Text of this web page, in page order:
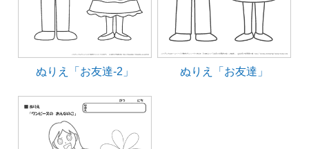
ぬりえ「お友達-2」 ぬりえ「お友達」